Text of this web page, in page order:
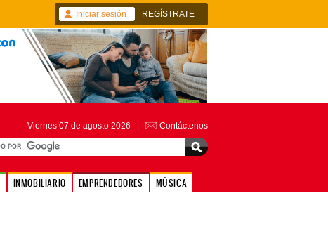
Iniciar sesión REGÍSTRATE
Viernes 07 de agosto 2026 | Contáctenos
INMOBILIARIO EMPRENDEDORES MÚSICA